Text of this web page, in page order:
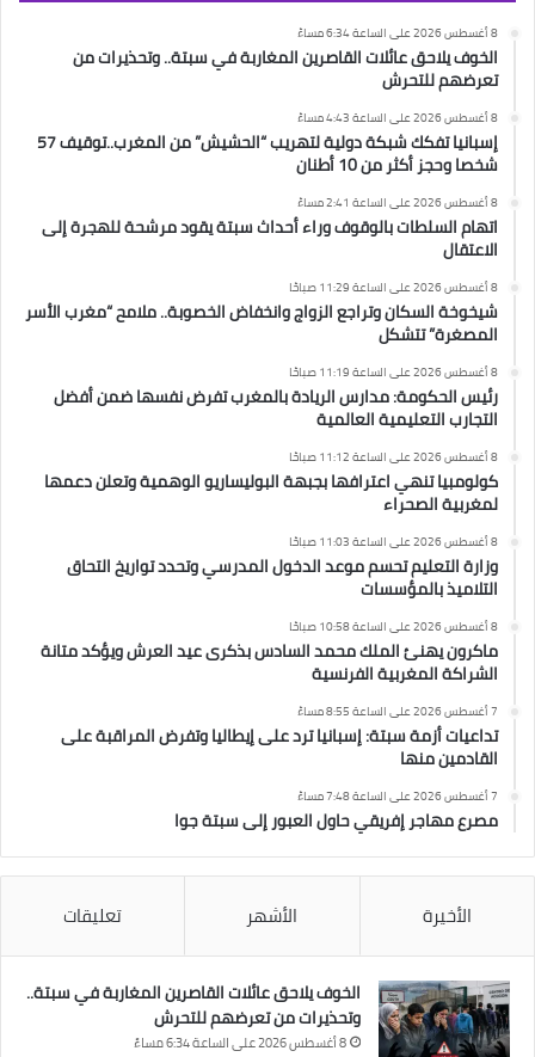
8 أغسطس 2026 على الساعة 6:34 مساءً
الخوف يلاحق عائلات القاصرين المغاربة في سبتة.. وتحذيرات من
تعرضهم للتحرش
8 أغسطس 2026 على الساعة 4:43 مساءً
إسبانيا تفكك شبكة دولية لتهريب “الحشيش” من المغرب..توقيف 57
شخصا وحجز أكثر من 10 أطنان
8 أغسطس 2026 على الساعة 2:41 مساءً
اتهام السلطات بالوقوف وراء أحداث سبتة يقود مرشحة للهجرة إلى
الاعتقال
8 أغسطس 2026 على الساعة 11:29 صباحًا
شيخوخة السكان وتراجع الزواج وانخفاض الخصوبة.. ملامح “مغرب الأسر
المصغرة” تتشكل
8 أغسطس 2026 على الساعة 11:19 صباحًا
رئيس الحكومة: مدارس الريادة بالمغرب تفرض نفسها ضمن أفضل
التجارب التعليمية العالمية
8 أغسطس 2026 على الساعة 11:12 صباحًا
كولومبيا تنهي اعترافها بجبهة البوليساريو الوهمية وتعلن دعمها
لمغربية الصحراء
8 أغسطس 2026 على الساعة 11:03 صباحًا
وزارة التعليم تحسم موعد الدخول المدرسي وتحدد تواريخ التحاق
التلاميذ بالمؤسسات
8 أغسطس 2026 على الساعة 10:58 صباحًا
ماكرون يهنئ الملك محمد السادس بذكرى عيد العرش ويؤكد متانة
الشراكة المغربية الفرنسية
7 أغسطس 2026 على الساعة 8:55 مساءً
تداعيات أزمة سبتة: إسبانيا ترد على إيطاليا وتفرض المراقبة على
القادمين منها
7 أغسطس 2026 على الساعة 7:48 مساءً
مصرع مهاجر إفريقي حاول العبور إلى سبتة جوا
الأخيرة الأشهر تعليقات
الخوف يلاحق عائلات القاصرين المغاربة في سبتة..
وتحذيرات من تعرضهم للتحرش
8 أغسطس 2026 على الساعة 6:34 مساءً